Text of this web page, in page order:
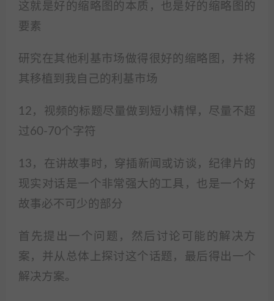
这就是好的缩略图的本质，也是好的缩略图的
要素
研究在其他利基市场做得很好的缩略图，并将
其移植到我自己的利基市场
12，视频的标题尽量做到短小精悍，尽量不超
过60-70个字符
13，在讲故事时，穿插新闻或访谈，纪律片的
现实对话是一个非常强大的工具，也是一个好
故事必不可少的部分
首先提出一个问题，然后讨论可能的解决方
案，并从总体上探讨这个话题，最后得出一个
解决方案。